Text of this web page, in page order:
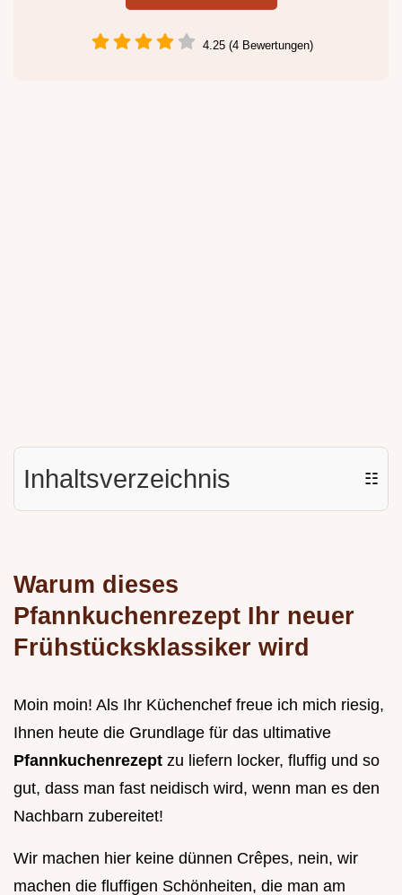
4.25 (4 Bewertungen)
Inhaltsverzeichnis ☷
Warum dieses
Pfannkuchenrezept Ihr neuer
Frühstücksklassiker wird
Moin moin! Als Ihr Küchenchef freue ich mich riesig,
Ihnen heute die Grundlage für das ultimative
Pfannkuchenrezept zu liefern locker, fluffig und so
gut, dass man fast neidisch wird, wenn man es den
Nachbarn zubereitet!
Wir machen hier keine dünnen Crêpes, nein, wir
machen die fluffigen Schönheiten, die man am